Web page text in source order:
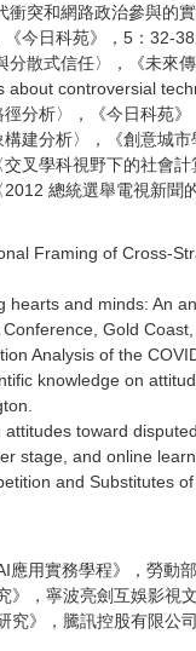
突和網路政治參與的實
今日科苑》，5：32-38
散式信任〉，《未來傳
controversial
分析〉，《今日科苑》
分析〉，《創意城市
學科視野下的社會計
總統選舉電視新聞
Framing of Cross-
and minds: An
Gold Coast,
Analysis of the
knowledge on
toward
and online
and Substitutes
用實務學程》，勞動
，寧波亮劍互娛影視文
》，騰訊控股有限公司